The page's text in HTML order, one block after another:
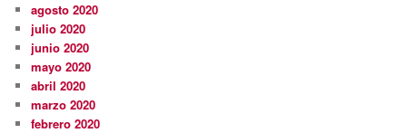
agosto 2020
julio 2020
junio 2020
mayo 2020
abril 2020
marzo 2020
febrero 2020